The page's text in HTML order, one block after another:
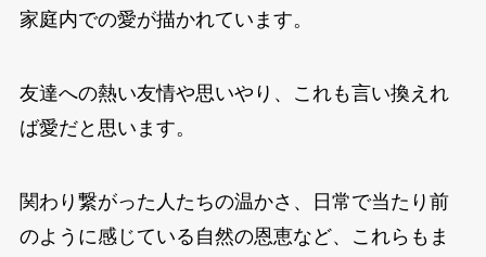
家庭内での愛が描かれています。
友達への熱い友情や思いやり、これも言い換えれ
ば愛だと思います。
関わり繋がった人たちの温かさ、日常で当たり前
のように感じている自然の恩恵など、これらもま